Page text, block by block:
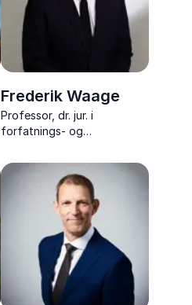
Frederik Waage
Professor, dr. jur. i
forfatnings- og
Institut på Syddansk
Universitet i Odense.